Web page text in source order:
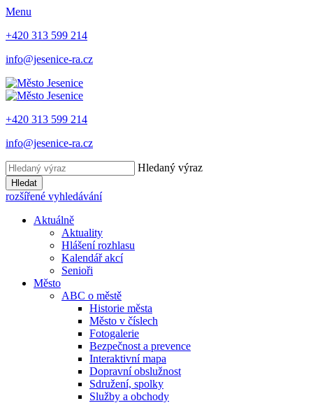
Menu
+420 313 599 214
info@jesenice-ra.cz
+420 313 599 214
info@jesenice-ra.cz
Hledaný výraz
Hledat
rozšířené vyhledávání
Aktuálně
Aktuality
Hlášení rozhlasu
Kalendář akcí
Senioři
Město
ABC o městě
Historie města
Město v číslech
Fotogalerie
Bezpečnost a prevence
Interaktivní mapa
Dopravní obslužnost
Sdružení, spolky
Služby a obchody